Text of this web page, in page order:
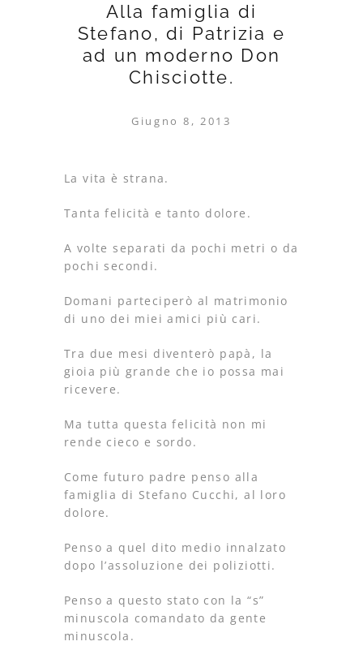
Alla famiglia di
Stefano, di Patrizia e
ad un moderno Don
Chisciotte.
Giugno 8, 2013
La vita è strana.
Tanta felicità e tanto dolore.
A volte separati da pochi metri o da
pochi secondi.
Domani parteciperò al matrimonio
di uno dei miei amici più cari.
Tra due mesi diventerò papà, la
gioia più grande che io possa mai
ricevere.
Ma tutta questa felicità non mi
rende cieco e sordo.
Come futuro padre penso alla
famiglia di Stefano Cucchi, al loro
dolore.
Penso a quel dito medio innalzato
dopo l’assoluzione dei poliziotti.
Penso a questo stato con la “s”
minuscola comandato da gente
minuscola.